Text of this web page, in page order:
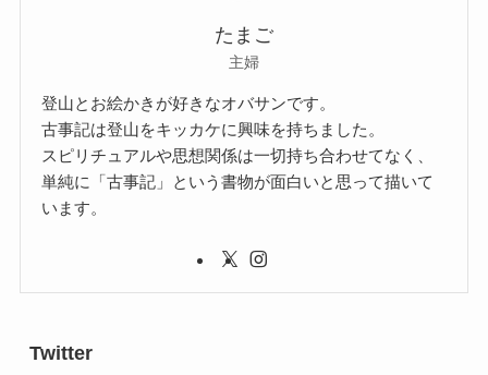
たまご
主婦
登山とお絵かきが好きなオバサンです。
古事記は登山をキッカケに興味を持ちました。
スピリチュアルや思想関係は一切持ち合わせてなく、
単純に「古事記」という書物が面白いと思って描いて
います。
Twitter